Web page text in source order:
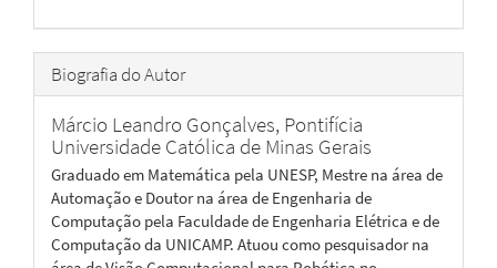
Biografia do Autor
Márcio Leandro Gonçalves, Pontifícia
Universidade Católica de Minas Gerais
Graduado em Matemática pela UNESP, Mestre na área de
Automação e Doutor na área de Engenharia de
Computação pela Faculdade de Engenharia Elétrica e de
Computação da UNICAMP. Atuou como pesquisador na